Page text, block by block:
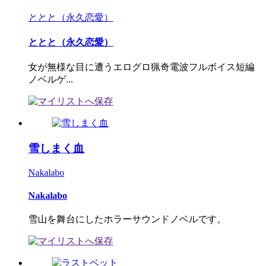
ととと（永久恋愛）
ととと（永久恋愛）
女が無様な目に遭うエログロ猟奇電波フルボイス短編
ノベルゲ...
雪しまく血
Nakalabo
Nakalabo
雪山を舞台にしたホラーサウンドノベルです。